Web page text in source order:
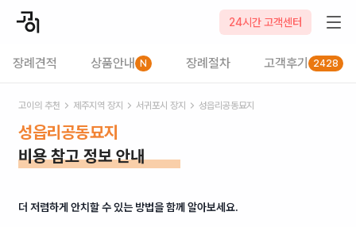
24시간 고객센터
장례견적 상품안내 N 장례절차 고객후기 2428
고이의 추천 제주지역 장지 서귀포시 장지 성읍리공동묘지
성읍리공동묘지
비용 참고 정보 안내
더 저렴하게 안치할 수 있는 방법을 함께 알아보세요.